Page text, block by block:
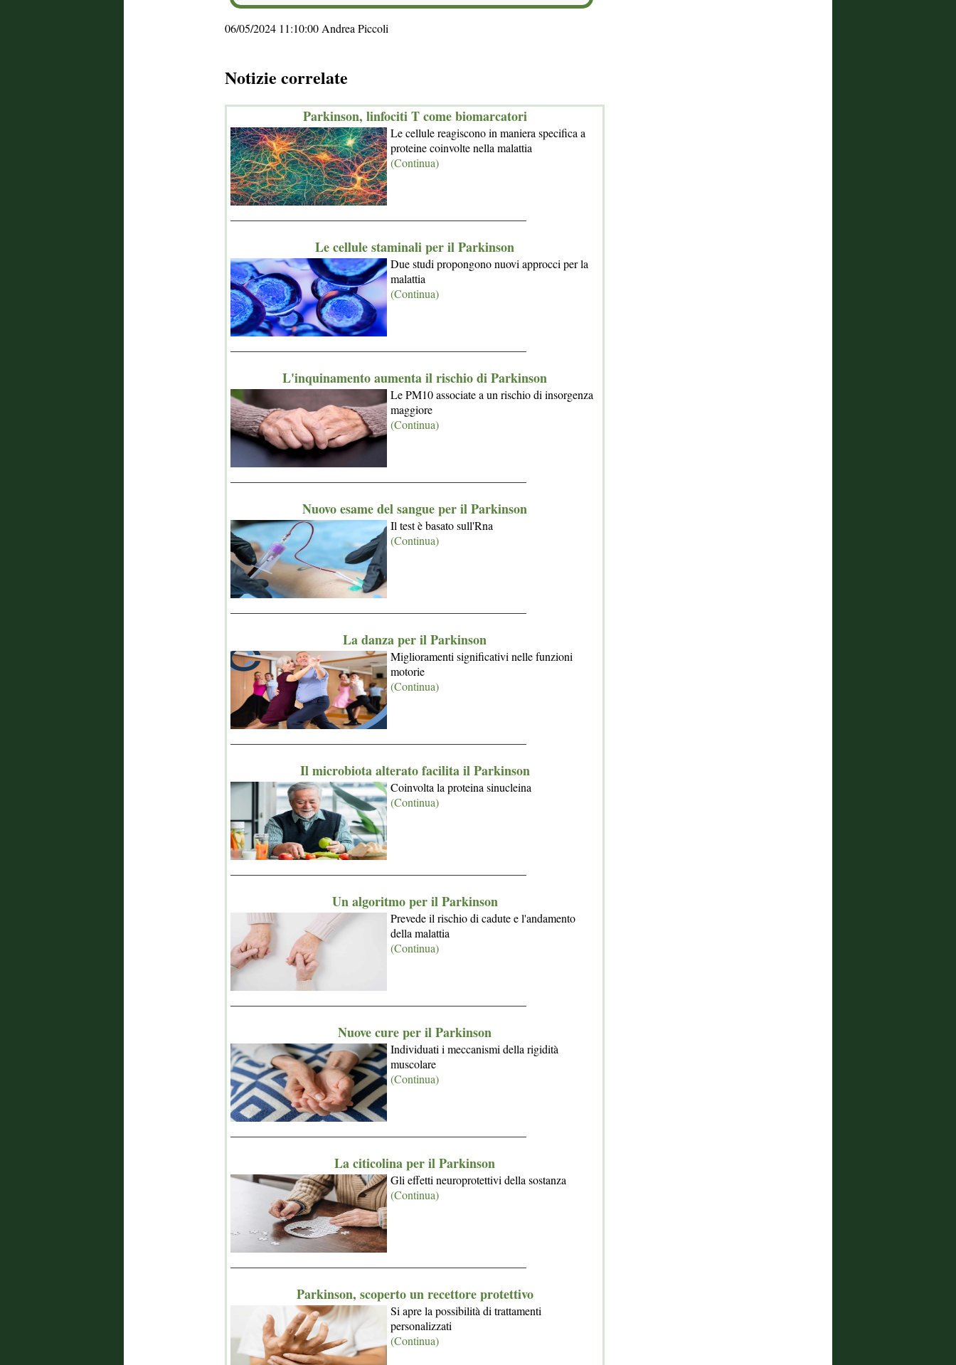
06/05/2024 11:10:00 Andrea Piccoli
Notizie correlate
Parkinson, linfociti T come biomarcatori
Le cellule reagiscono in maniera specifica a
proteine coinvolte nella malattia
(Continua)
Le cellule staminali per il Parkinson
Due studi propongono nuovi approcci per la
malattia
(Continua)
L'inquinamento aumenta il rischio di Parkinson
Le PM10 associate a un rischio di insorgenza
maggiore
(Continua)
Nuovo esame del sangue per il Parkinson
Il test è basato sull'Rna
(Continua)
La danza per il Parkinson
Miglioramenti significativi nelle funzioni
motorie
(Continua)
Il microbiota alterato facilita il Parkinson
Coinvolta la proteina sinucleina
(Continua)
Un algoritmo per il Parkinson
Prevede il rischio di cadute e l'andamento
della malattia
(Continua)
Nuove cure per il Parkinson
Individuati i meccanismi della rigidità
muscolare
(Continua)
La citicolina per il Parkinson
Gli effetti neuroprotettivi della sostanza
(Continua)
Parkinson, scoperto un recettore protettivo
Si apre la possibilità di trattamenti
personalizzati
(Continua)